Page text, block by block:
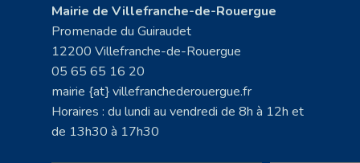
Mairie de Villefranche-de-Rouergue
Promenade du Guiraudet
12200 Villefranche-de-Rouergue
05 65 65 16 20
mairie {at} villefranchederouergue.fr
Horaires : du lundi au vendredi de 8h à 12h et
de 13h30 à 17h30